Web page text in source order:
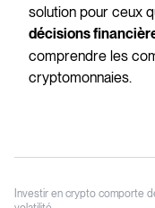
solution pour ceux
décisions
comprendre les
cryptomonnaies.
Investir en crypto comporte